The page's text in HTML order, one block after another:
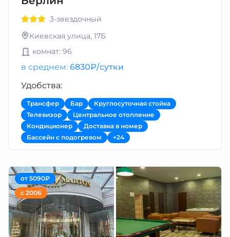
3-звездочный
Киевская улица, 17Б
комнат: 96
в среднем: 6830₽/сутки
Удобства:
Трансфер Бар
Круглосуточная стойка
Телевизор
Центральное отопление
Кондиционер
Доставка в номер
Бассейн с подогревом
+24
от 5090₽
с 2006